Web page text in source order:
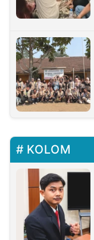
KOLOM